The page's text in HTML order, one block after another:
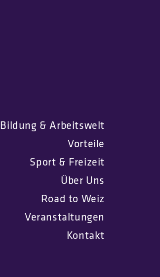
Bildung & Arbeitswelt
Vorteile
Sport & Freizeit
Über Uns
Road to Weiz
Veranstaltungen
Kontakt